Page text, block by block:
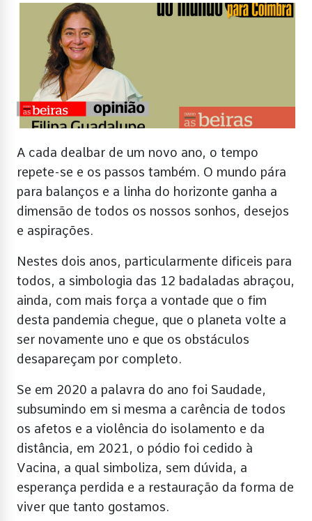
A cada dealbar de um novo ano, o tempo
repete-se e os passos também. O mundo pára
para balanços e a linha do horizonte ganha a
dimensão de todos os nossos sonhos, desejos
e aspirações.
Nestes dois anos, particularmente dificeis para
todos, a simbologia das 12 badaladas abraçou,
ainda, com mais força a vontade que o fim
desta pandemia chegue, que o planeta volte a
ser novamente uno e que os obstáculos
desapareçam por completo.
Se em 2020 a palavra do ano foi Saudade,
subsumindo em si mesma a carência de todos
os afetos e a violência do isolamento e da
distância, em 2021, o pódio foi cedido à
Vacina, a qual simboliza, sem dúvida, a
esperança perdida e a restauração da forma de
viver que tanto gostamos.